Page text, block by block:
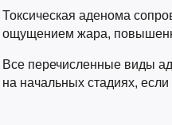
Токсическая аденома
ощущением жара,
Все перечисленные виды
на начальных стадиях,